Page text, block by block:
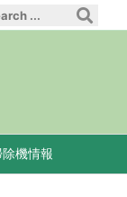
機情報